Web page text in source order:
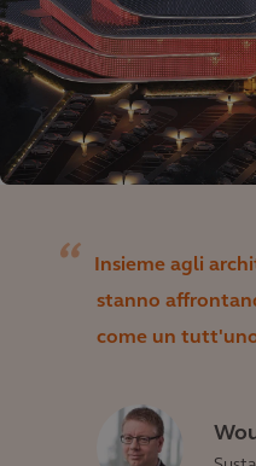
Insieme agli
stanno
come un